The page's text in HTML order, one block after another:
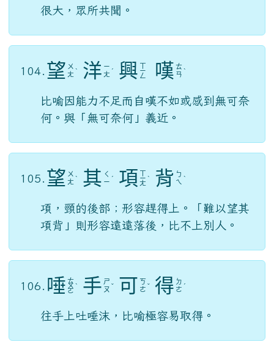
很大，眾所共聞。
104. 望 ㄨ
ㄤ ˋ 洋 ㄧ
ㄤ ˊ 興 ㄧ
ㄥ 嘆 ㄊ
ㄢ ˋ
比喻因能力不足而自嘆不如或感到無可奈
何。與「無可奈何」義近。
105. 望 ㄨ
ㄤ ˋ 其 ㄑ
ㄧ ˊ 項 ㄧ
ㄤ
ˋ 背 ㄅ
ㄟ ˋ
項，頸的後部；形容趕得上。「難以望其
項背」則形容遠遠落後，比不上別人。
106. 唾 ㄊ
ㄨ
ㄛ
ˋ 手 ㄕ
ㄡ ˇ 可 ㄎ
ㄜ ˇ 得 ㄉ
ㄜ ˊ
往手上吐唾沫，比喻極容易取得。